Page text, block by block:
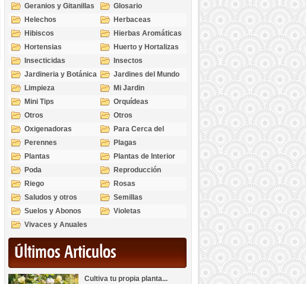
Geranios y Gitanillas
Glosario
Helechos
Herbaceas
Hibiscos
Hierbas Aromáticas
Hortensias
Huerto y Hortalizas
Insecticidas
Insectos
Jardineria y Botánica
Jardines del Mundo
Limpieza
Mi Jardin
Mini Tips
Orquídeas
Otros
Otros
Oxigenadoras
Para Cerca del
Estanque
Perennes
Plagas
Plantas
Plantas de Interior
Poda
Reproducción
Riego
Rosas
Saludos y otros
temas
Semillas
Suelos y Abonos
Violetas
Vivaces y Anuales
Últimos Articulos
Cultiva tu propia planta...